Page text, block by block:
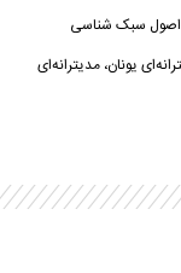
اصول سبک شناسی
یونان،‌ مدیترانه‌ای